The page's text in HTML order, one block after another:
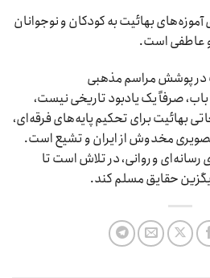
آموزه‌های بهائیت به کودکان و نوجوانان
و عاطفی است.
در پوشش مراسم مذهبی
صرفاً یک یادبود تاریخی نیست،
بهائیت برای تحکیم پایه‌های فرقه‌ای،
مخدوش از ایران و تشیع است.
رسانه‌ای و روانی، در تلاش است تا
حقایق مسلم کند.